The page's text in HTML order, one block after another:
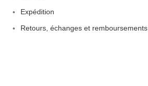
Expédition
Retours, échanges et remboursements